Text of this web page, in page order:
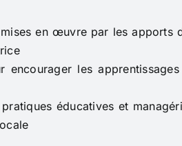
en œuvre par les apports
les
éducatives et